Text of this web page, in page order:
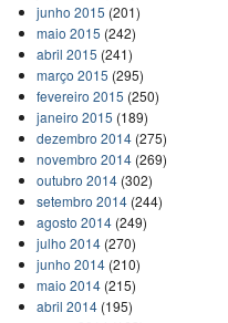
junho 2015 (201)
maio 2015 (242)
abril 2015 (241)
março 2015 (295)
fevereiro 2015 (250)
janeiro 2015 (189)
dezembro 2014(275)
novembro 2014(269)
outubro 2014(302)
setembro 2014(244)
agosto 2014(249)
julho 2014(270)
junho 2014(210)
maio 2014(215)
abril 2014(195)